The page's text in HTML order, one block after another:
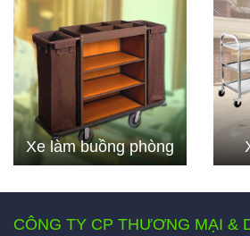
Xe làm buồng phòng
CÔNG TY CP THƯƠNG MẠI &